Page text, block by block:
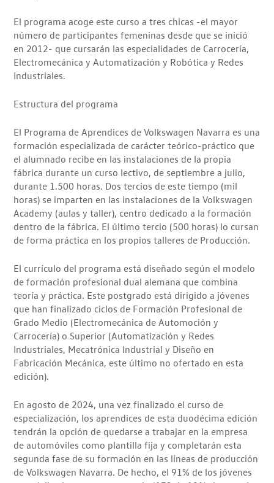
El programa acoge este curso a tres chicas -el mayor
número de participantes femeninas desde que se inició
en 2012- que cursarán las especialidades de Carrocería,
Electromecánica y Automatización y Robótica y Redes
Industriales.
Estructura del programa
El Programa de Aprendices de Volkswagen Navarra es una
formación especializada de carácter teórico-práctico que
el alumnado recibe en las instalaciones de la propia
fábrica durante un curso lectivo, de septiembre a julio,
durante 1.500 horas. Dos tercios de este tiempo (mil
horas) se imparten en las instalaciones de la Volkswagen
Academy (aulas y taller), centro dedicado a la formación
dentro de la fábrica. El último tercio (500 horas) lo cursan
de forma práctica en los propios talleres de Producción.
El currículo del programa está diseñado según el modelo
de formación profesional dual alemana que combina
teoría y práctica. Este postgrado está dirigido a jóvenes
que han finalizado ciclos de Formación Profesional de
Grado Medio (Electromecánica de Automoción y
Carrocería) o Superior (Automatización y Redes
Industriales, Mecatrónica Industrial y Diseño en
Fabricación Mecánica, este último no ofertado en esta
edición).
En agosto de 2024, una vez finalizado el curso de
especialización, los aprendices de esta duodécima edición
tendrán la opción de quedarse a trabajar en la empresa
de automóviles como plantilla fija y completarán esta
segunda fase de su formación en las líneas de producción
de Volkswagen Navarra. De hecho, el 91% de los jóvenes